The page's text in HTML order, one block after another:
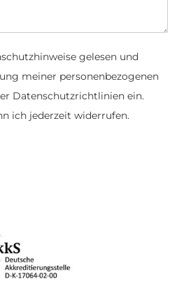
gelesen und
meiner personenbezogenen
Datenschutzrichtlinien ein.
ich jederzeit widerrufen.